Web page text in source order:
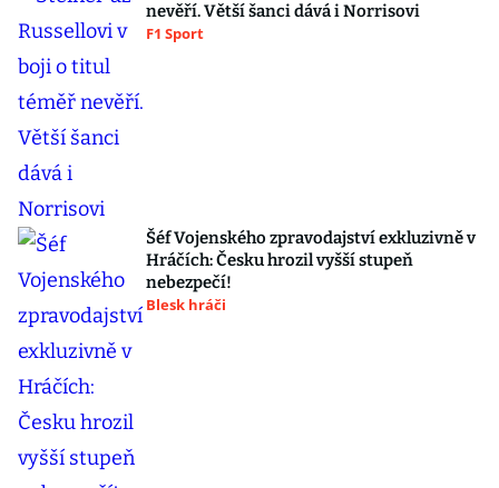
nevěří. Větší šanci dává i Norrisovi
F1 Sport
Šéf Vojenského zpravodajství exkluzivně v
Hráčích: Česku hrozil vyšší stupeň
nebezpečí!
Blesk hráči